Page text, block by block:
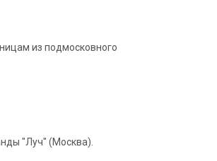
из подмосковного
"Луч" (Москва).